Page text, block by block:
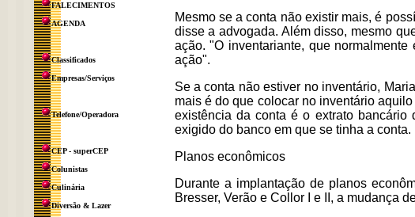
FALECIMENTOS
AGENDA
Classificados
Empresas/Serviços
Telefone/Operadora
CEP - superCEP
Colunistas
Culinária
Diversão & Lazer
Mesmo se a conta não existir mais, é
disse a advogada. Além disso, mesmo
ação. "O inventariante, que
ação".
Se a conta não estiver no inventário,
mais é do que colocar no inventário
existência da conta é o extrato
exigido do banco em que se tinha a conta.
Planos econômicos
Durante a implantação de planos
Bresser, Verão e Collor I e II, a mudança